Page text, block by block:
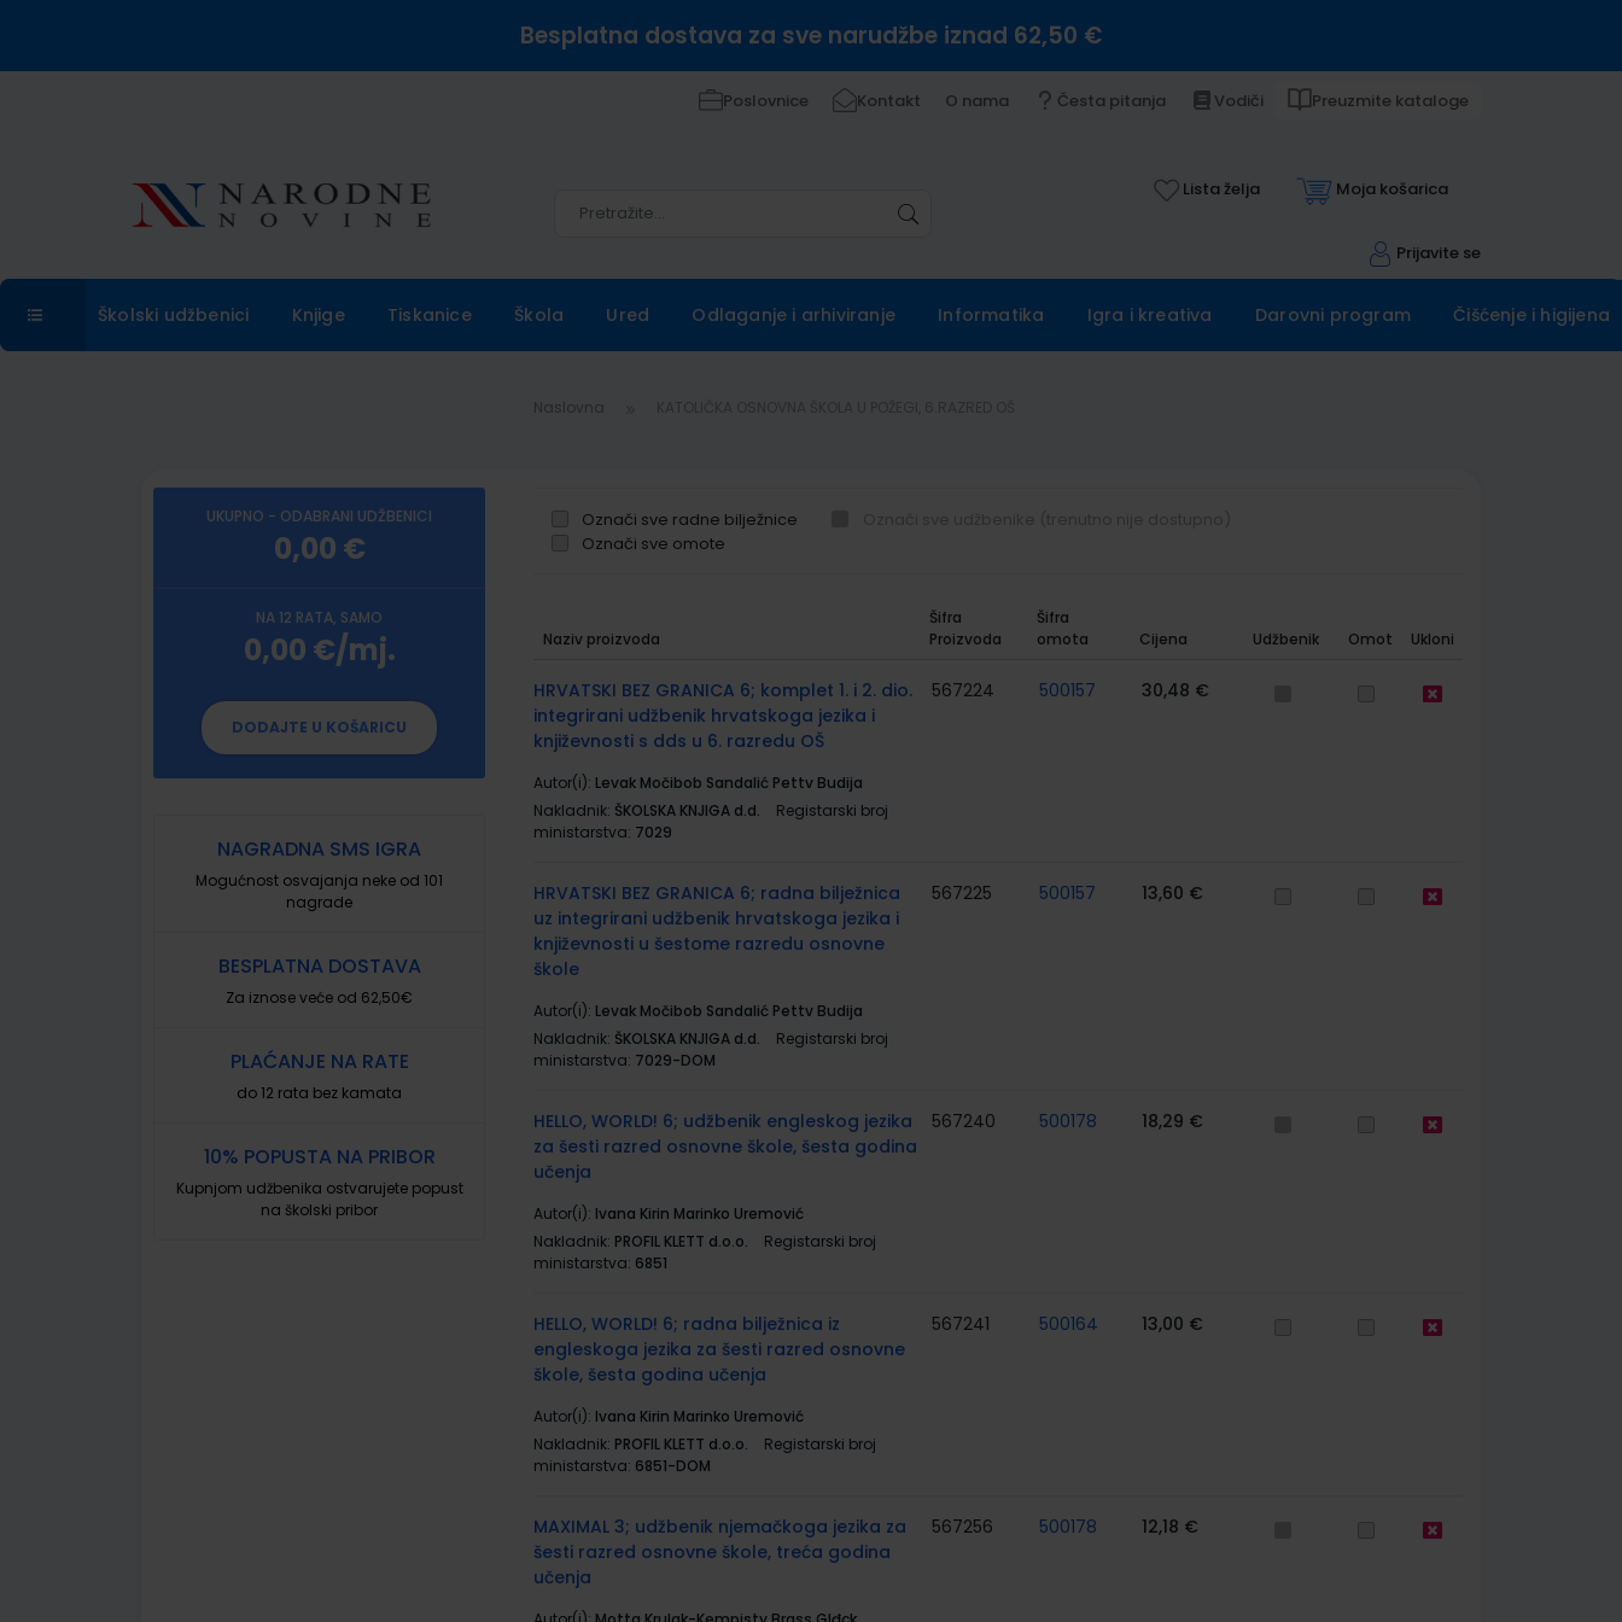
Besplatna dostava za sve narudžbe iznad 62,50 €
Poslovnice Kontakt O nama Česta pitanja Vodiči Preuzmite kataloge
Lista želja Moja košarica
Prijavite se
Školski udžbenici Knjige Tiskanice Škola Ured Odlaganje i arhiviranje Informatika Igra i kreativa Darovni program Čišćenje i higijena
Naslovna
UKUPNO - ODABRANI UDŽBENICI
0,00 €
NA 12 RATA, SAMO
0,00 €/mj.
DODAJTE U KOŠARICU
NAGRADNA SMS IGRA
Mogućnost osvajanja neke od 101
nagrade
BESPLATNA DOSTAVA
Za iznose veće od 62,50€
PLAĆANJE NA RATE
do 12 rata bez kamata
10% POPUSTA NA PRIBOR
Kupnjom udžbenika ostvarujete popust
na školski pribor
Označi sve radne bilježnice
Označi sve omote
proizvodi
Naziv proizvoda
Šifra
Proizvoda
Šifra
omota
Cijena Udžbenik Omot Ukloni
HRVATSKI BEZ GRANICA 6; komplet 1. i 2. dio.
integrirani udžbenik hrvatskoga jezika i
književnosti s dds u 6. razredu OŠ
Autor(i): Levak Močibob Sandalić Pettv Budija
Nakladnik: ŠKOLSKA KNJIGA d.d.
Registarski broj
ministarstva: 7029
567224 500157 30,48 €
HRVATSKI BEZ GRANICA 6; radna bilježnica
uz integrirani udžbenik hrvatskoga jezika i
književnosti u šestome razredu osnovne
škole
Autor(i): Levak Močibob Sandalić Pettv Budija
Nakladnik: ŠKOLSKA KNJIGA d.d.
Registarski broj
ministarstva: 7029-DOM
567225 500157 13,60 €
HELLO, WORLD! 6; udžbenik engleskog jezika
za šesti razred osnovne škole, šesta godina
učenja
Autor(i): Ivana Kirin Marinko Uremović
Nakladnik: PROFIL KLETT d.o.o.
Registarski broj
ministarstva: 6851
567240 500178 18,29 €
HELLO, WORLD! 6; radna bilježnica iz
engleskoga jezika za šesti razred osnovne
škole, šesta godina učenja
Autor(i): Ivana Kirin Marinko Uremović
Nakladnik: PROFIL KLETT d.o.o.
Registarski broj
ministarstva: 6851-DOM
567241 500164 13,00 €
MAXIMAL 3; udžbenik njemačkoga jezika za
šesti razred osnovne škole, treća godina
učenja
567256 500178 12,18 €